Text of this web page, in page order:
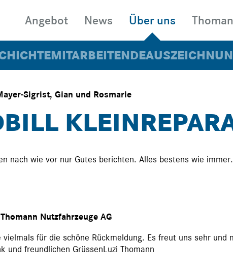
Angebot News Über uns
MITARBEITENDE
Sigrist, Gian und Rosmarie
nach wie vor nur Gutes berichten. Alles bestens wie
Nutzfahrzeuge AG
vielmals für die schöne Rückmeldung. Es freut uns sehr
und freundlichen GrüssenLuzi Thomann